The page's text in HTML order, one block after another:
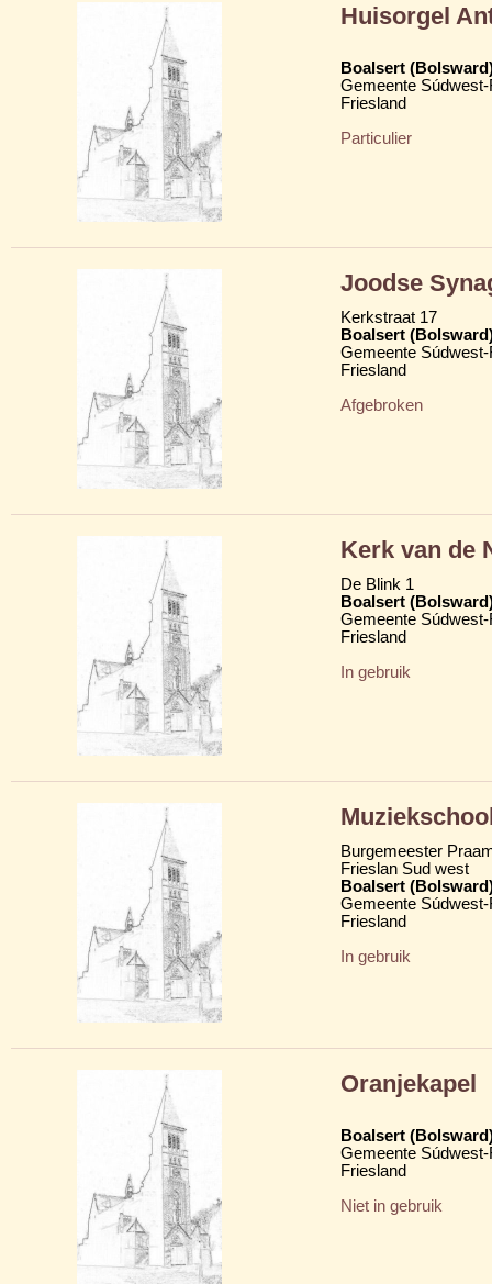
Huisorgel
Boalsert
Gemeente
Friesland
Particulier
Joodse
Kerkstraat 17
Boalsert
Gemeente
Friesland
Afgebroken
Kerk van de
De Blink 1
Boalsert
Gemeente
Friesland
In gebruik
Burgemeester
Frieslan Sud west
Boalsert
Gemeente
Friesland
In gebruik
Oranjekapel
Boalsert
Gemeente
Friesland
Niet in gebruik